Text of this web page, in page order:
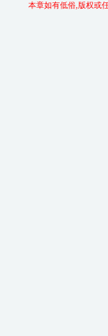
本章如有低俗,版权或